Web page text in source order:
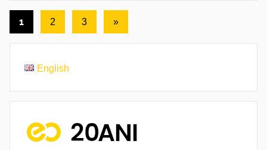
Paginație
articole
1 2 3
Următoarele
»
English